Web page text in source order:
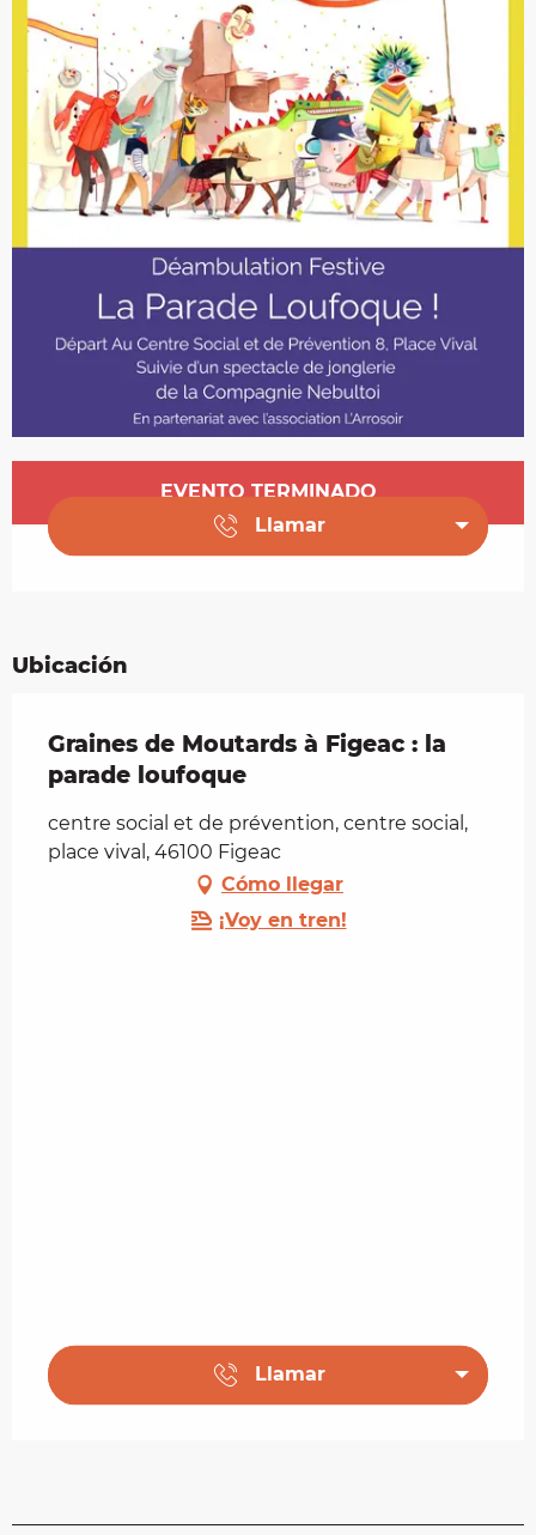
Horarios y datos de contacto
EVENTO TERMINADO
Llamar
Ubicación
Graines de Moutards à Figeac : la
parade loufoque
centre social et de prévention, centre social,
place vival, 46100 Figeac
Cómo llegar
¡Voy en tren!
Llamar